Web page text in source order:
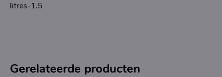
litres-1.5
Gerelateerde producten